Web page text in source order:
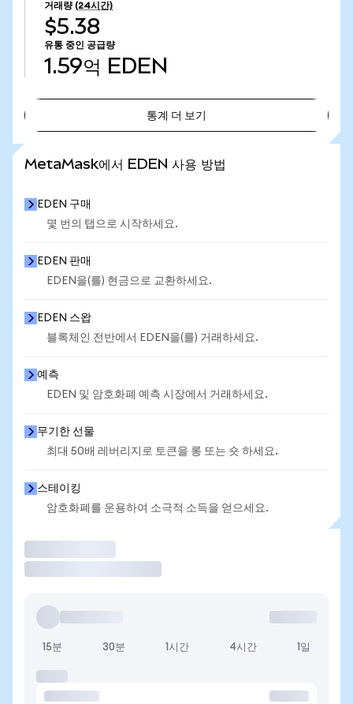
거래량 (24시간)
$5.38
유통 중인 공급량
1.59억 EDEN
통계 더 보기
MetaMask에서 EDEN 사용 방법
EDEN 구매
몇 번의 탭으로 시작하세요.
EDEN 판매
EDEN을(를) 현금으로 교환하세요.
EDEN 스왑
블록체인 전반에서 EDEN을(를) 거래하세요.
예측
EDEN 및 암호화폐 예측 시장에서 거래하세요.
무기한 선물
최대 50배 레버리지로 토큰을 롱 또는 숏 하세요.
스테이킹
암호화폐를 운용하여 소극적 소득을 얻으세요.
15분 30분 1시간 4시간 1일